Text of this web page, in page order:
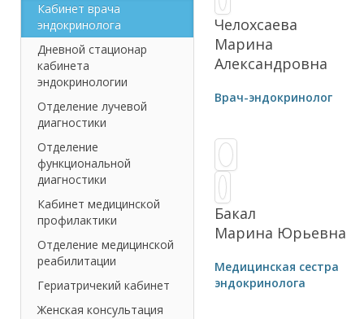
Челохсаева
Марина
Александровна
Врач-эндокринолог
Бакал
Марина Юрьевна
Медицинская сестра
эндокринолога
Кабинет врача
эндокринолога
Дневной стационар
кабинета
эндокринологии
Отделение лучевой
диагностики
Отделение
функциональной
диагностики
Кабинет медицинской
профилактики
Отделение медицинской
реабилитации
Гериатричекий кабинет
Женская консультация